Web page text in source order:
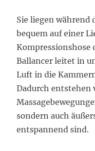
Sie liegen während
bequem auf einer
Kompressionshose
Ballancer leitet in
Luft in die
Dadurch entstehen
sondern auch
entspannend sind.